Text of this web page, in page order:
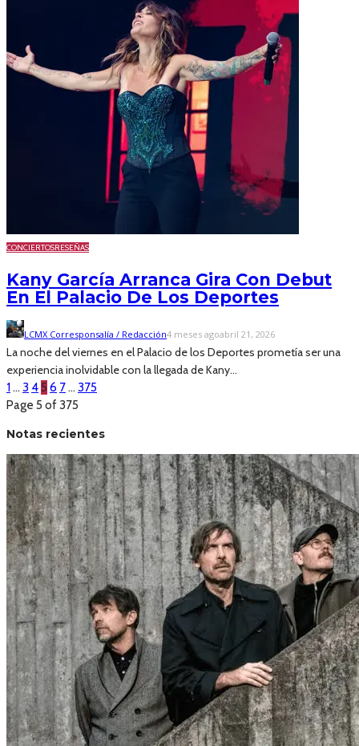
CONCIERTOSRESEÑAS
Kany García Arranca Gira Con Debut
En El Palacio De Los Deportes
LCMX Corresponsalía / Redacción4 meses agoabril 21, 2026
La noche del viernes en el Palacio de los Deportes prometía ser una
experiencia inolvidable con la llegada de Kany...
1… 3 45 6 7… 375
Page 5 of 375
Notas recientes